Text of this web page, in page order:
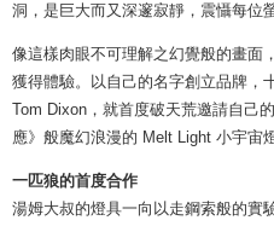
洞，是巨大而又深邃寂靜，震懾每位
像這樣肉眼不可理解之幻覺般的畫面
獲得體驗。以自己的名字創立品牌，
Tom Dixon，就首度破天荒邀請自己
應》般魔幻浪漫的 Melt Light 小宇宙
一匹狼的首度合作
湯姆大叔的燈具一向以走鋼索般的實